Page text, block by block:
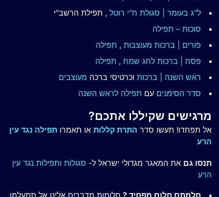
ל"ג בעומר | סגולת ח"י רוטל , תפילת הרשב"י
סוכות – תפילה
פורים | ברכות מעוצבות , תפילה
פסח | ברכות לחג שמח , תפילה
ראש השנה | ברכות וכרטיסי ברכה מעוצבים
סדר הסימנים עם תפילה לראש השנה
מרגישים שקיללו אתכם?
אל תפחדו! תעשו סדר התרת קללות או תאמרו תפילה נגד עין
הרע
תנסו גם את המאגר מגדולי ישראל ל- סגולות ותפילות נגד עין
הרע